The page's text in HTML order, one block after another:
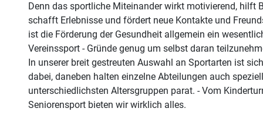
Denn das sportliche Miteinander wirkt motivierend, hilft
schafft Erlebnisse und fördert neue Kontakte und
ist die Förderung der Gesundheit allgemein ein
Vereinssport - Gründe genug um selbst daran
In unserer breit gestreuten Auswahl an Sportarten ist
dabei, daneben halten einzelne Abteilungen auch
unterschiedlichsten Altersgruppen parat. - Vom
Seniorensport bieten wir wirklich alles.